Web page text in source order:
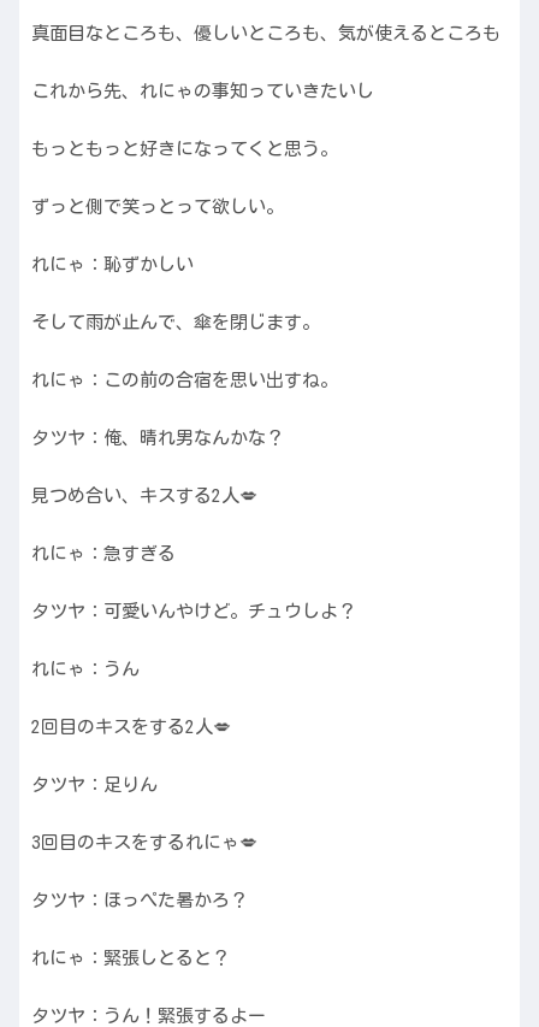
真面目なところも、優しいところも、気が使えるところも
これから先、れにゃの事知っていきたいし
もっともっと好きになってくと思う。
ずっと側で笑っとって欲しい。
れにゃ：恥ずかしい
そして雨が止んで、傘を閉じます。
れにゃ：この前の合宿を思い出すね。
タツヤ：俺、晴れ男なんかな？
見つめ合い、キスする2人💋
れにゃ：急すぎる
タツヤ：可愛いんやけど。チュウしよ？
れにゃ：うん
2回目のキスをする2人💋
タツヤ：足りん
3回目のキスをするれにゃ💋
タツヤ：ほっぺた暑かろ？
れにゃ：緊張しとると？
タツヤ：うん！緊張するよー